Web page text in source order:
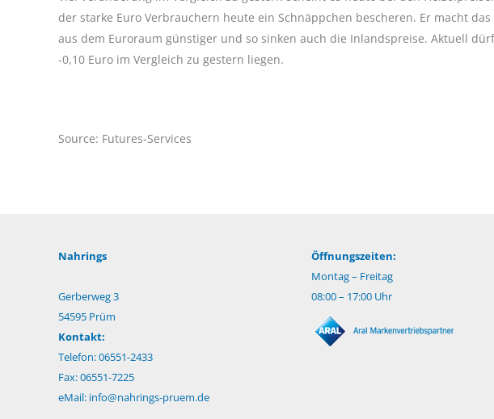
der starke Euro Verbrauchern heute ein Schnäppchen bescheren. Er macht
aus dem Euroraum günstiger und so sinken auch die Inlandspreise. Aktuell
-0,10 Euro im Vergleich zu gestern liegen.
Source: Futures-Services
Nahrings
Gerberweg 3
54595 Prüm
Kontakt:
Telefon: 06551-2433
Fax: 06551-7225
eMail: info@nahrings-pruem.de
Öffnungszeiten:
Montag – Freitag
08:00 – 17:00 Uhr